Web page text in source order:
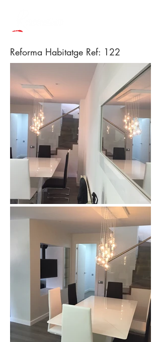
Reforma Habitatge Ref: 122